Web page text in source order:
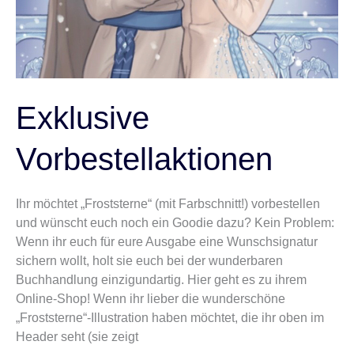
Exklusive
Vorbestellaktionen
Ihr möchtet „Froststerne“ (mit Farbschnitt!) vorbestellen
und wünscht euch noch ein Goodie dazu? Kein Problem:
Wenn ihr euch für eure Ausgabe eine Wunschsignatur
sichern wollt, holt sie euch bei der wunderbaren
Buchhandlung einzigundartig. Hier geht es zu ihrem
Online-Shop! Wenn ihr lieber die wunderschöne
„Froststerne“-Illustration haben möchtet, die ihr oben im
Header seht (sie zeigt